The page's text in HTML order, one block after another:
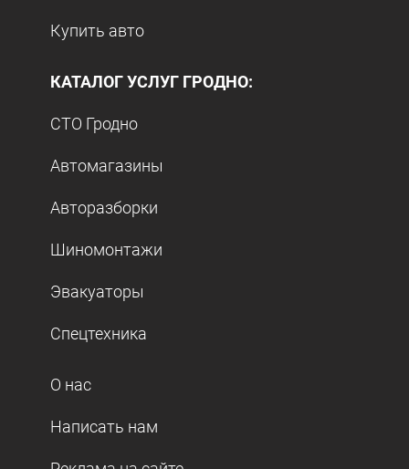
Купить авто
КАТАЛОГ УСЛУГ ГРОДНО:
СТО Гродно
Автомагазины
Авторазборки
Шиномонтажи
Эвакуаторы
Спецтехника
О нас
Написать нам